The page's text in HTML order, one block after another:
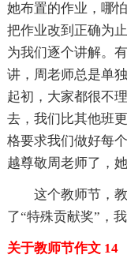
她布置的作业，哪
把作业改到正确为
为我们逐个讲解。
讲，周老师总是单
起初，大家都很不
去，我们比其他班
格要求我们做好每
越尊敬周老师了，
这个教师节，教
了“特殊贡献奖”，
关于教师节作文 14